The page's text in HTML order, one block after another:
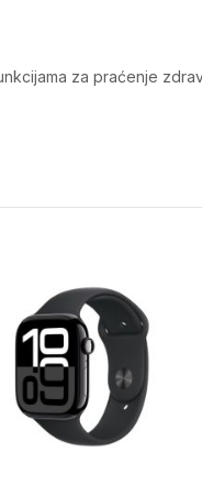
za praćenje